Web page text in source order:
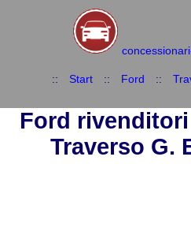
:: Start :: Ford ::
Ford
Traverso G.